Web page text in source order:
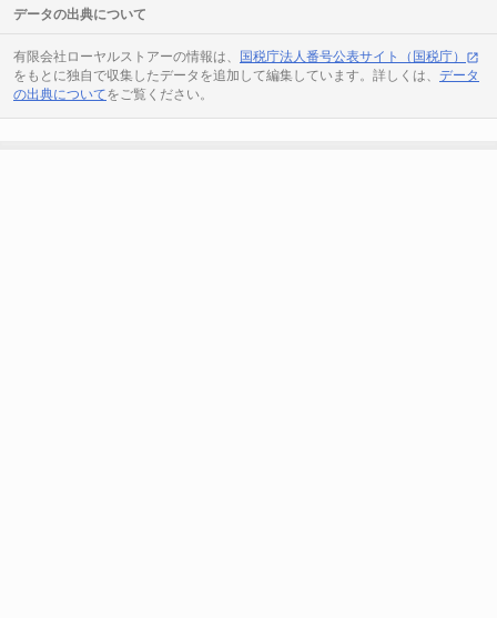
データの出典について
有限会社ローヤルストアーの情報は、
国税庁法人番号公表サイト（国税庁）
をもとに独自で収集したデータを追加して編集しています。詳しくは、 データ
の出典についてをご覧ください。